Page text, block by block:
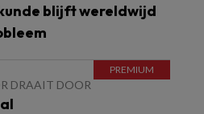
blijft wereldwijd
DRAAIT DOOR